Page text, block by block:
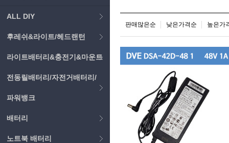
ALL DIY
후레쉬&라이트/헤드랜턴
라이트배터리&충전기&마운트
전동릴배터리/자전거배터리/
파워뱅크
배터리
노트북 배터리
판매많은순 낮은가격순 높은가